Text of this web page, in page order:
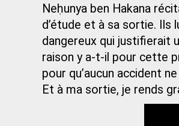
Neḥunya ben Hakana
d’étude et à sa sortie. Ils
dangereux qui justifierait
raison y a-t-il pour cette
pour qu’aucun accident
Et à ma sortie, je rends